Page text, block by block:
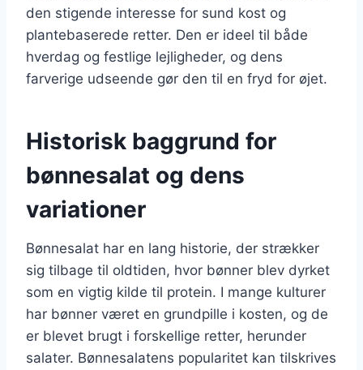
den stigende interesse for sund kost og
plantebaserede retter. Den er ideel til både
hverdag og festlige lejligheder, og dens
farverige udseende gør den til en fryd for øjet.
Historisk baggrund for
bønnesalat og dens
variationer
Bønnesalat har en lang historie, der strækker
sig tilbage til oldtiden, hvor bønner blev dyrket
som en vigtig kilde til protein. I mange kulturer
har bønner været en grundpille i kosten, og de
er blevet brugt i forskellige retter, herunder
salater. Bønnesalatens popularitet kan tilskrives